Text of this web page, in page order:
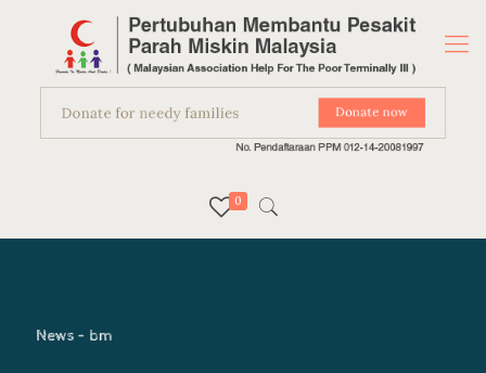
0
News – bm